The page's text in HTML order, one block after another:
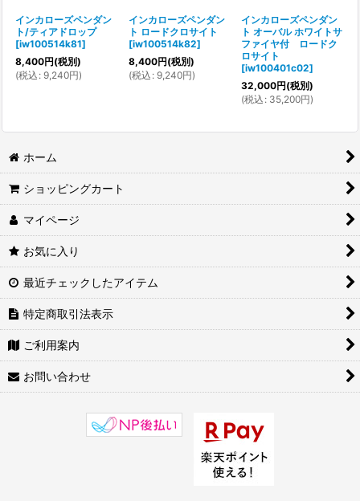
インカローズペンダン
ト/ティアドロップ
[iw100514k81]
8,400円(税別)
(税込 : 9,240円)
インカローズペンダン
ト ロードクロサイト
[iw100514k82]
8,400円(税別)
(税込 : 9,240円)
インカローズペンダン
ト オーバル ホワイトサ
ファイヤ付 ロードク
ロサイト
[iw100401c02]
32,000円(税別)
(税込 : 35,200円)
ホーム
ショッピングカート
マイページ
お気に入り
最近チェックしたアイテム
特定商取引法表示
ご利用案内
お問い合わせ